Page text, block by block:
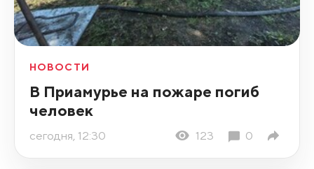
НОВОСТИ
В Приамурье на пожаре погиб
человек
сегодня, 12:30 123 0